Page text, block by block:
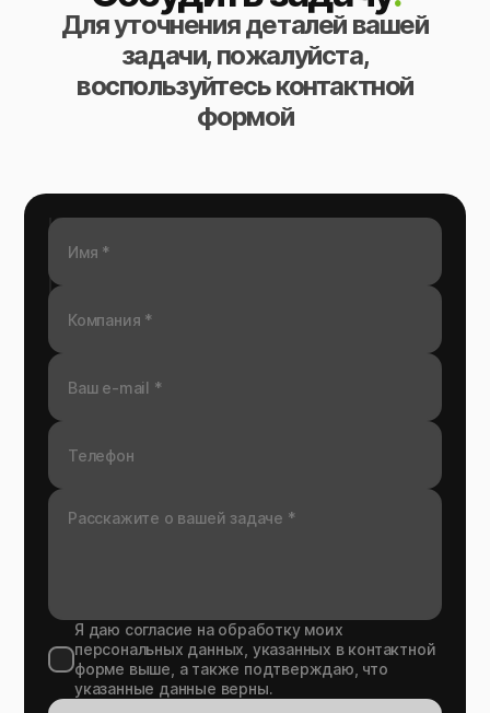
Для уточнения деталей вашей
задачи, пожалуйста,
воспользуйтесь контактной
формой
Я даю согласие на обработку моих
персональных данных, указанных в контактной
форме выше, а также подтверждаю, что
указанные данные верны.